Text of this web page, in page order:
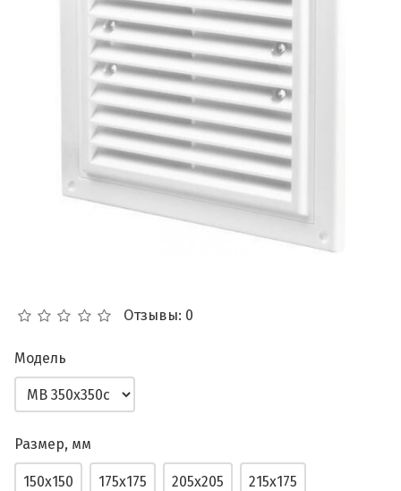
Отзывы: 0
Модель
Размер, мм
150х150 175х175 205х205 215х175